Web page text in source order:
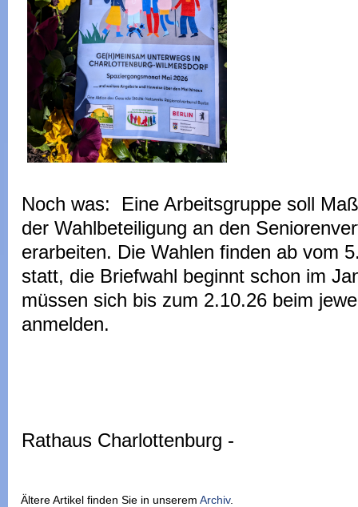
Noch was: Eine Arbeitsgruppe soll
der Wahlbeteiligung an den
erarbeiten. Die Wahlen finden ab vom
statt, die Briefwahl beginnt schon im
müssen sich bis zum 2.10.26 beim
anmelden.
Rathaus Charlottenburg -
Ältere Artikel finden Sie in unserem Archiv.